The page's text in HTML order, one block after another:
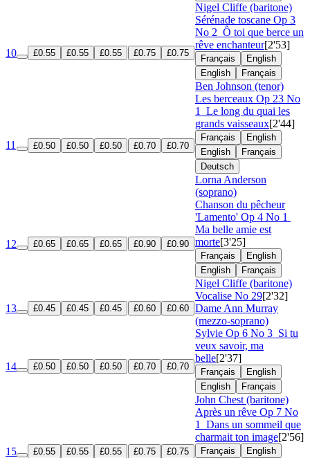
Nigel Cliffe (baritone)
10 £0.55 £0.55 £0.55 £0.75 £0.75
Sérénade toscane Op 3
No 2 Ô toi que berce un
rêve enchanteur[2'53]
Français
English
English
Français
Ben Johnson (tenor)
11 £0.50 £0.50 £0.50 £0.70 £0.70
Les berceaux Op 23 No
1
Le long du quai les
grands vaisseaux[2'44]
Français
English
English
Français
Deutsch
Lorna Anderson
(soprano)
12 £0.65 £0.65 £0.65 £0.90 £0.90
Chanson du pêcheur
'Lamento' Op 4 No 1
Ma belle amie est
morte[3'25]
Français
English
English
Français
Nigel Cliffe (baritone)
13 £0.45 £0.45 £0.45 £0.60 £0.60
Vocalise No 29[2'32]
Dame Ann Murray
(mezzo-soprano)
14 £0.50 £0.50 £0.50 £0.70 £0.70
Sylvie Op 6 No 3 Si tu
veux savoir, ma
belle[2'37]
Français
English
English
Français
John Chest (baritone)
15 £0.55 £0.55 £0.55 £0.75 £0.75
Après un rêve Op 7 No
1
Dans un sommeil que
charmait ton image[2'56]
Français
English